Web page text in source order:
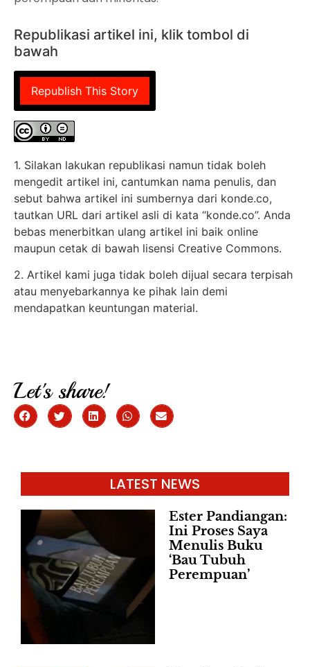
Republikasi artikel ini, klik tombol di
bawah
Republish This Story
1. Silakan lakukan republikasi namun tidak boleh
mengedit artikel ini, cantumkan nama penulis, dan
sebut bahwa artikel ini sumbernya dari konde.co,
tautkan URL dari artikel asli di kata “konde.co”. Anda
bebas menerbitkan ulang artikel ini baik online
maupun cetak di bawah lisensi Creative Commons.
2. Artikel kami juga tidak boleh dijual secara terpisah
atau menyebarkannya ke pihak lain demi
mendapatkan keuntungan material.
Let's share!
LATEST NEWS
Ester Pandiangan:
Ini Proses Saya
Menulis Buku
‘Bau Tubuh
Perempuan’